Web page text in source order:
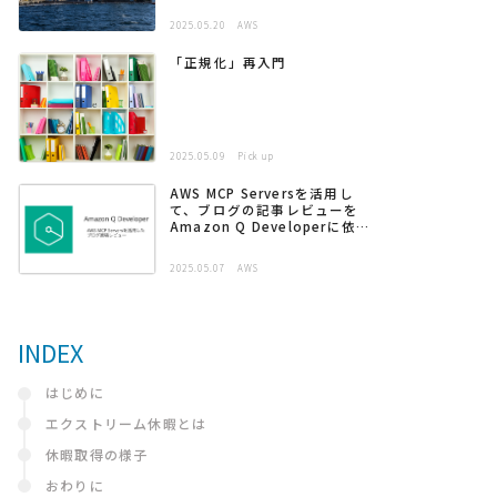
2025.05.20 AWS
「正規化」再入門
2025.05.09 Pick up
AWS MCP Serversを活用し
て、ブログの記事レビューを
Amazon Q Developerに依頼
2025.05.07 AWS
INDEX
はじめに
エクストリーム休暇とは
休暇取得の様子
おわりに